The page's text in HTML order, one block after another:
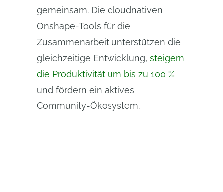
gemeinsam. Die cloudnativen
Onshape-Tools für die
Zusammenarbeit unterstützen die
gleichzeitige Entwicklung, steigern
die Produktivität um bis zu 100 %
und fördern ein aktives
Community-Ökosystem.